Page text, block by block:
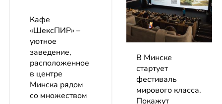
Кафе
«ШексПИР» –
уютное
заведение,
расположенное
в центре
Минска рядом
со множеством
В Минске
стартует
фестиваль
мирового класса.
Покажут